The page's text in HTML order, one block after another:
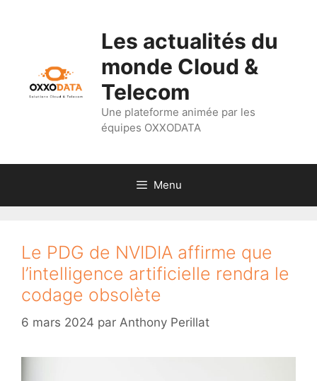
Les actualités du
monde Cloud &
Telecom
Une plateforme animée par les
équipes OXXODATA
Menu
Le PDG de NVIDIA affirme que
l’intelligence artificielle rendra le
codage obsolète
6 mars 2024 par Anthony Perillat